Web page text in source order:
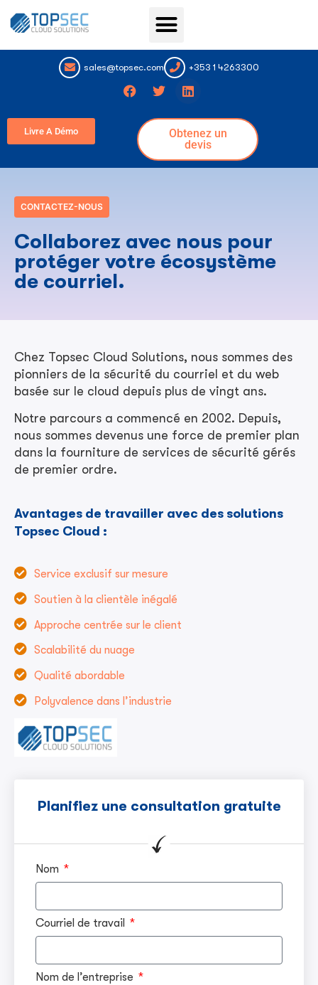
sales@topsec.com +353 1 4263300
Livre A Démo
Obtenez un
devis
CONTACTEZ-NOUS
Collaborez avec nous pour
protéger votre écosystème
de courriel.
Chez Topsec Cloud Solutions, nous sommes des
pionniers de la sécurité du courriel et du web
basée sur le cloud depuis plus de vingt ans.
Notre parcours a commencé en 2002. Depuis,
nous sommes devenus une force de premier plan
dans la fourniture de services de sécurité gérés
de premier ordre.
Avantages de travailler avec des solutions
Topsec Cloud :
Service exclusif sur mesure
Soutien à la clientèle inégalé
Approche centrée sur le client
Scalabilité du nuage
Qualité abordable
Polyvalence dans l’industrie
Planifiez une consultation gratuite
Nom
Courriel de travail
Nom de l’entreprise